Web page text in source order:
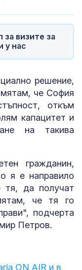
за визите за
у нас
решение,
че София
откъм
капацитет и
на такива
гражданин,
я е направило
тя, да получат
че тя го
подчерта
Петров.
ON AIR и в